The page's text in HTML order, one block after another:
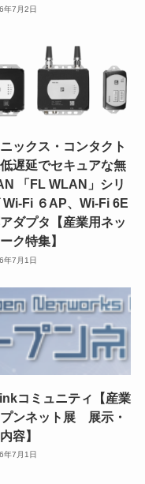
年7月2日
ックス・コンタクト
遅延でセキュアな無
「FL WLAN」シリ
Wi-Fi ６AP、Wi-Fi 6E
ダプタ【産業用ネッ
ク特集】
年7月1日
コミュニティ【産業
ンネット展 展示・
容】
年7月1日